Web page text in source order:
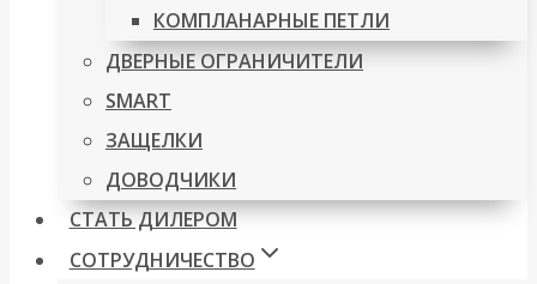
КОМПЛАНАРНЫЕ ПЕТЛИ
ДВЕРНЫЕ ОГРАНИЧИТЕЛИ
SMART
ЗАЩЕЛКИ
ДОВОДЧИКИ
СТАТЬ ДИЛЕРОМ
СОТРУДНИЧЕСТВО